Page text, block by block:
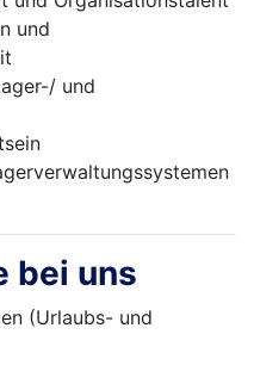
und
und
bei uns
(Urlaubs- und